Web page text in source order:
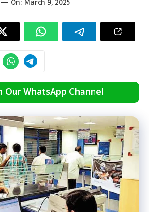
— On: March 9, 2025
Our WhatsApp Channel